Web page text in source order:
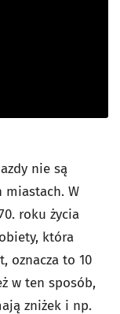
nie są
miastach. W
roku życia
która
oznacza to 10
w ten sposób,
zniżek i np.